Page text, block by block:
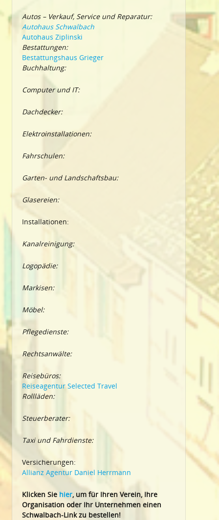
Autos – Verkauf, Service und Reparatur:
Autohaus Schwalbach
Autohaus Ziplinski
Bestattungen:
Bestattungshaus Grieger
Buchhaltung:
Computer und IT:
Dachdecker:
Elektroinstallationen:
Fahrschulen:
Garten- und Landschaftsbau:
Glasereien:
Installationen:
Kanalreinigung:
Logopädie:
Markisen:
Möbel:
Pflegedienste:
Rechtsanwälte:
Reisebüros:
Reiseagentur Selected Travel
Rollläden:
Steuerberater:
Taxi und Fahrdienste:
Versicherungen:
Allianz Agentur Daniel Herrmann
Klicken Sie hier, um für Ihren Verein, Ihre
Organisation oder Ihr Unternehmen einen
Schwalbach-Link zu bestellen!